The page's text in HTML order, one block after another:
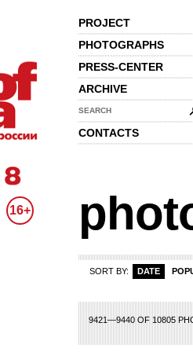
PROJECT
PHOTOGRAPHS
PRESS-CENTER
ARCHIVE
SEARCH
CONTACTS
16+
SORT BY: DATE
9421—9440 OF 10805
458 459 460 461 462